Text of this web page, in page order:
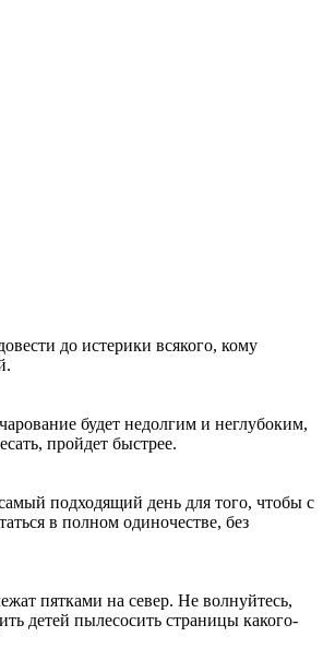
до истерики всякого, кому
будет недолгим и неглубоким,
пройдет быстрее.
подходящий день для того, чтобы с
в полном одиночестве, без
пятками на север. Не волнуйтесь,
детей пылесосить страницы какого-